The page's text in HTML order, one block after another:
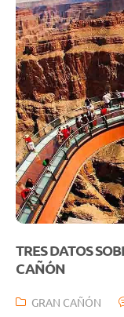
TRES DATOS
CAÑÓN
GRAN CAÑÓN